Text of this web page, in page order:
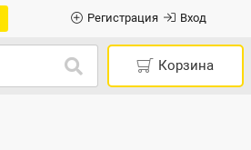
Регистрация Вход
Корзина